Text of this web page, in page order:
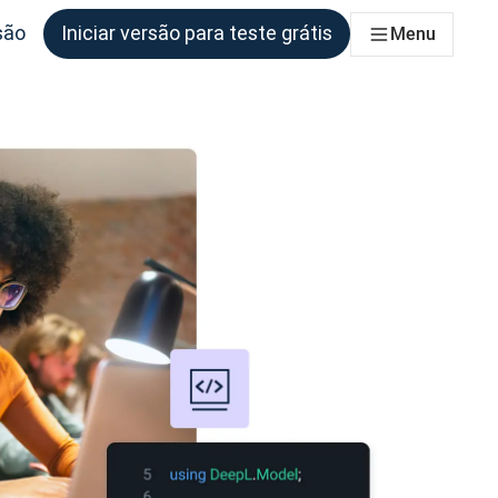
Iniciar versão para teste grátis Menu